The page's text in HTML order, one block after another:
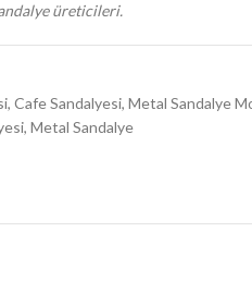
üreticileri.
, Cafe Sandalyesi, Metal Sandalye
, Metal Sandalye